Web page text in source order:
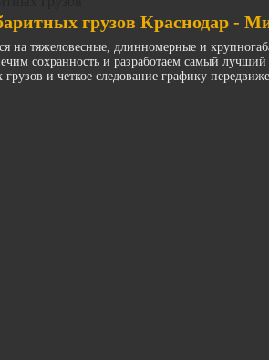
грузов Краснодар -
на тяжеловесные, длинномерные и
сохранность и разработаем самый
грузов и четкое следование графику